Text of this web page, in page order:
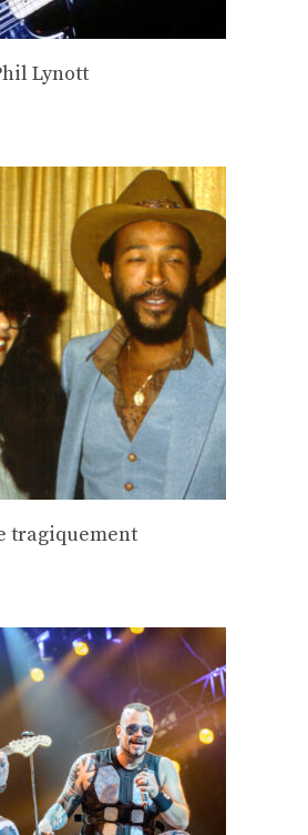
Lynott
tragiquement